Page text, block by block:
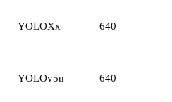
YOLOXx 640
YOLOv5n 640